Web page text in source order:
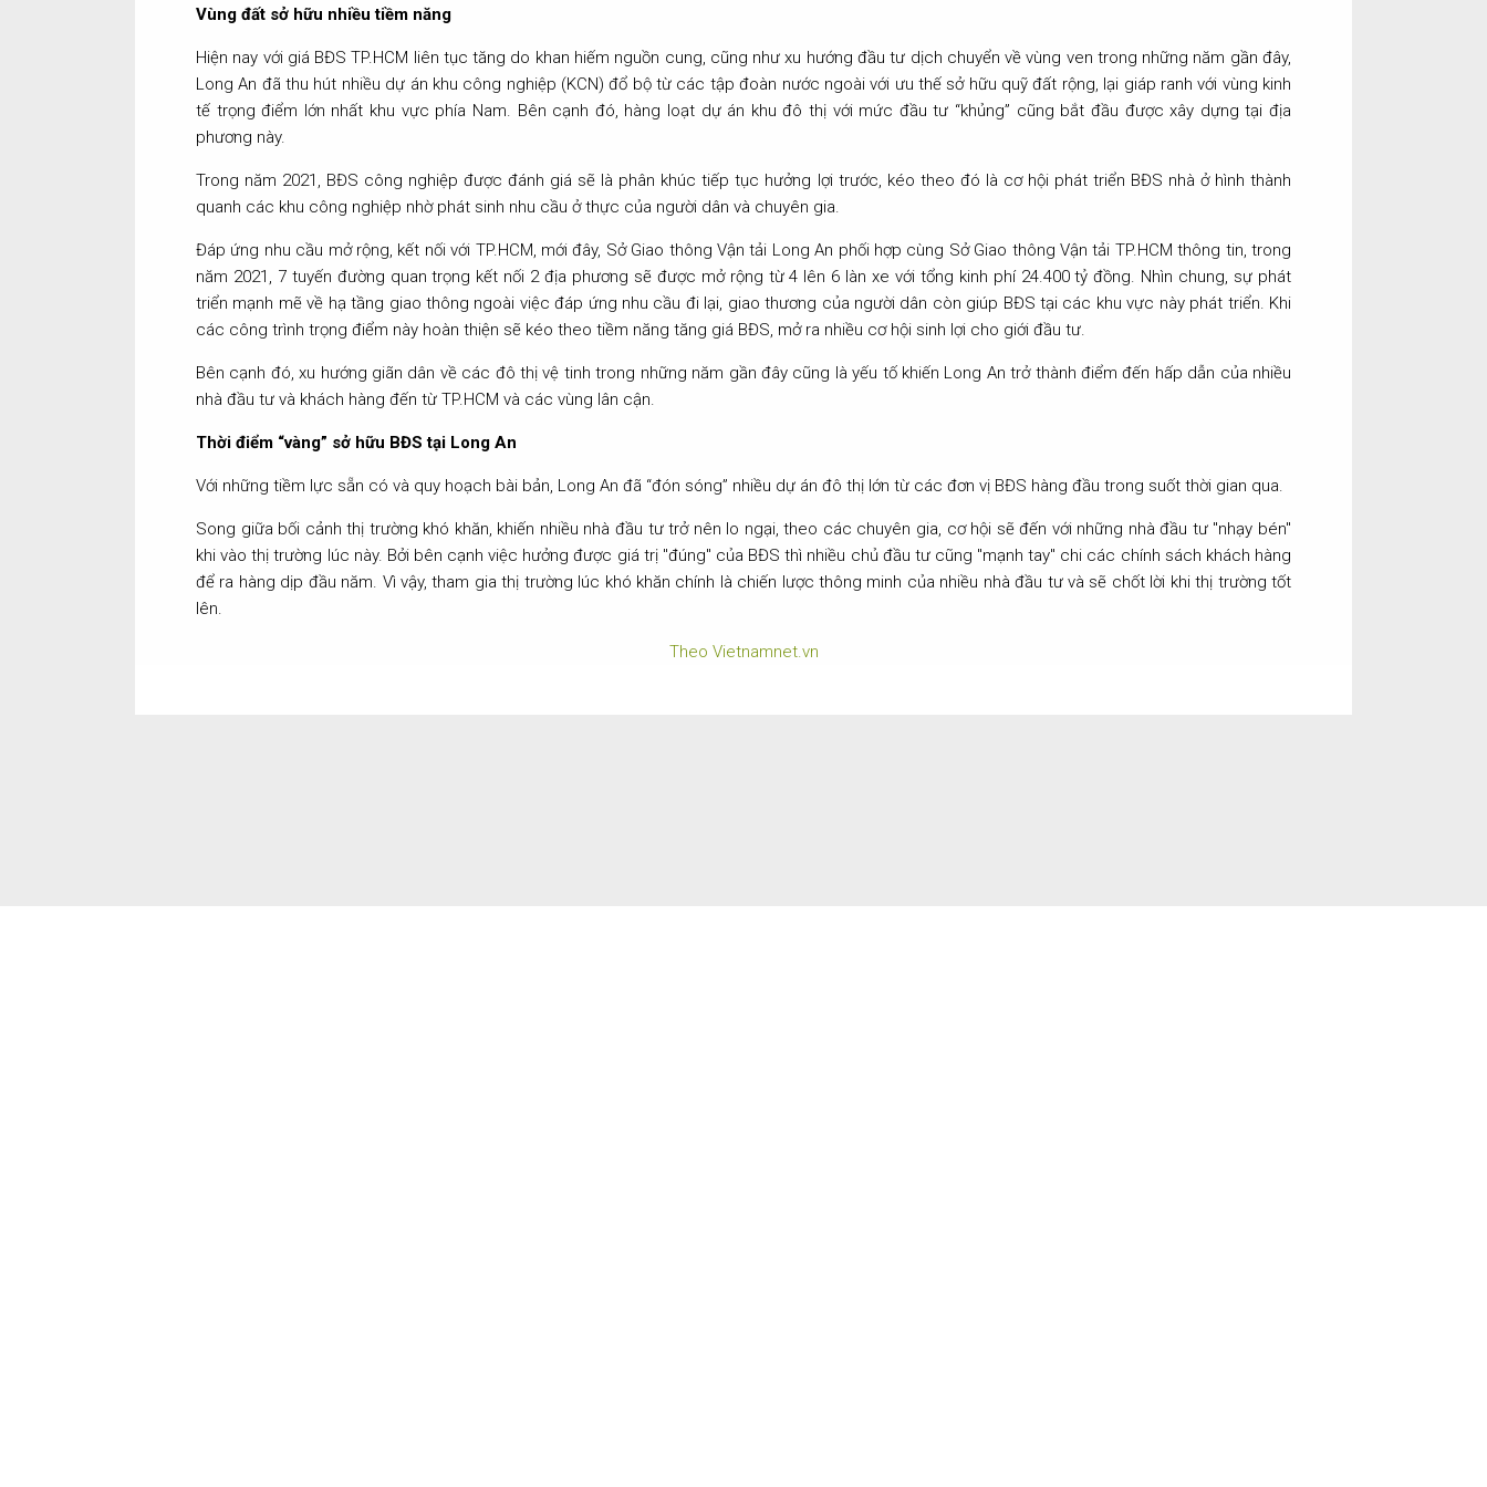
Vùng đất sở hữu nhiều tiềm năng
Hiện nay với giá BĐS TP.HCM liên tục tăng do khan hiếm nguồn cung, cũng như xu hướng đầu tư dịch chuyển về vùng ven trong những năm gần đây,
Long An đã thu hút nhiều dự án khu công nghiệp (KCN) đổ bộ từ các tập đoàn nước ngoài với ưu thế sở hữu quỹ đất rộng, lại giáp ranh với vùng kinh
tế trọng điểm lớn nhất khu vực phía Nam. Bên cạnh đó, hàng loạt dự án khu đô thị với mức đầu tư “khủng” cũng bắt đầu được xây dựng tại địa
phương này.
Trong năm 2021, BĐS công nghiệp được đánh giá sẽ là phân khúc tiếp tục hưởng lợi trước, kéo theo đó là cơ hội phát triển BĐS nhà ở hình thành
quanh các khu công nghiệp nhờ phát sinh nhu cầu ở thực của người dân và chuyên gia.
Đáp ứng nhu cầu mở rộng, kết nối với TP.HCM, mới đây, Sở Giao thông Vận tải Long An phối hợp cùng Sở Giao thông Vận tải TP.HCM thông tin, trong
năm 2021, 7 tuyến đường quan trọng kết nối 2 địa phương sẽ được mở rộng từ 4 lên 6 làn xe với tổng kinh phí 24.400 tỷ đồng. Nhìn chung, sự phát
triển mạnh mẽ về hạ tầng giao thông ngoài việc đáp ứng nhu cầu đi lại, giao thương của người dân còn giúp BĐS tại các khu vực này phát triển. Khi
các công trình trọng điểm này hoàn thiện sẽ kéo theo tiềm năng tăng giá BĐS, mở ra nhiều cơ hội sinh lợi cho giới đầu tư.
Bên cạnh đó, xu hướng giãn dân về các đô thị vệ tinh trong những năm gần đây cũng là yếu tố khiến Long An trở thành điểm đến hấp dẫn của nhiều
nhà đầu tư và khách hàng đến từ TP.HCM và các vùng lân cận.
Thời điểm “vàng” sở hữu BĐS tại Long An
Với những tiềm lực sẵn có và quy hoạch bài bản, Long An đã “đón sóng” nhiều dự án đô thị lớn từ các đơn vị BĐS hàng đầu trong suốt thời gian qua.
Song giữa bối cảnh thị trường khó khăn, khiến nhiều nhà đầu tư trở nên lo ngại, theo các chuyên gia, cơ hội sẽ đến với những nhà đầu tư "nhạy bén"
khi vào thị trường lúc này. Bởi bên cạnh việc hưởng được giá trị "đúng" của BĐS thì nhiều chủ đầu tư cũng "mạnh tay" chi các chính sách khách hàng
để ra hàng dịp đầu năm. Vì vậy, tham gia thị trường lúc khó khăn chính là chiến lược thông minh của nhiều nhà đầu tư và sẽ chốt lời khi thị trường tốt
lên.
Theo Vietnamnet.vn